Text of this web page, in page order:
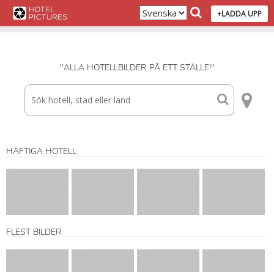
+LADDA UPP
"ALLA HOTELLBILDER PÅ ETT STÄLLE!"
HÄFTIGA HOTELL
FLEST BILDER